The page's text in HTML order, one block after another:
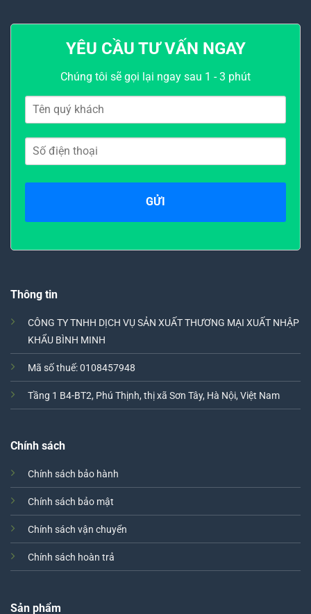
YÊU CẦU TƯ VẤN NGAY
Chúng tôi sẽ gọi lại ngay sau 1 - 3 phút
Thông tin
CÔNG TY TNHH DỊCH VỤ SẢN XUẤT THƯƠNG MẠI XUẤT NHẬP
KHẨU BÌNH MINH
Mã số thuế: 0108457948
Tầng 1 B4-BT2, Phú Thịnh, thị xã Sơn Tây, Hà Nội, Việt Nam
Chính sách
Chính sách bảo hành
Chính sách bảo mật
Chính sách vận chuyển
Chính sách hoàn trả
Sản phẩm